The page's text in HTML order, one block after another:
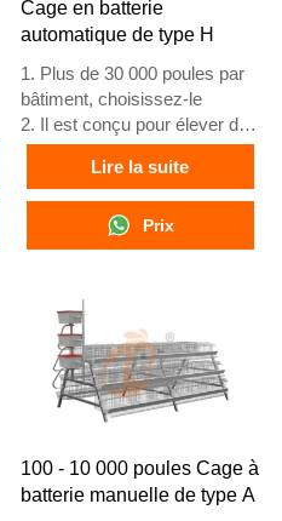
d'équipements pour les
agriculteurs nigérians
6. Partageons les
connaissances agricoles
selon les retours d'autres
agriculteurs
7. Nous avons un entrepôt
à Lagos, permettant aux
clients inquiets d'être
trompés de vérifier les
notre entreprise ainsi que
la qualité des produits
avant de passer
commande
Cage en batterie
automatique de type H
1. Plus de 30 000 poules par
bâtiment, choisissez-le
2. Il est conçu pour élever des
poulets âgés de 12 ou 16
semaines jusqu'à l'âge adulte
pour la ponte
3. Sa durée de vie est de plus
de 25 ans
24h/24, numéro WhatsApp :
+8618830120193, +234
8111199996
Lire la suite
Prix
100 - 10 000 poules Cage à
batterie manuelle de type A